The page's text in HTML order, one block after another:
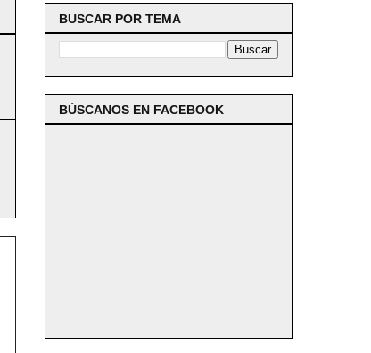
BUSCAR POR TEMA
BÚSCANOS EN FACEBOOK